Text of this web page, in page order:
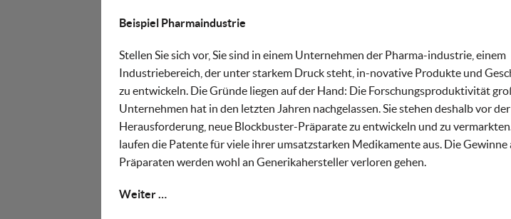
Beispiel Pharmaindustrie
Stellen Sie sich vor, Sie sind in einem Unternehmen der Pharma-industrie, einem
Industriebereich, der unter starkem Druck steht, in-novative Produkte und
zu entwickeln. Die Gründe liegen auf der Hand: Die Forschungsproduktivität
Unternehmen hat in den letzten Jahren nachgelassen. Sie stehen deshalb vor
Herausforderung, neue Blockbuster-Präparate zu entwickeln und zu
laufen die Patente für viele ihrer umsatzstarken Medikamente aus. Die Gewinne
Präparaten werden wohl an Generikahersteller verloren gehen.
Weiter …